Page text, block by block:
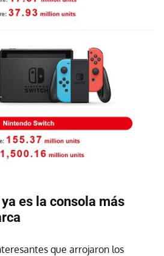
es la consola más
que arrojaron los